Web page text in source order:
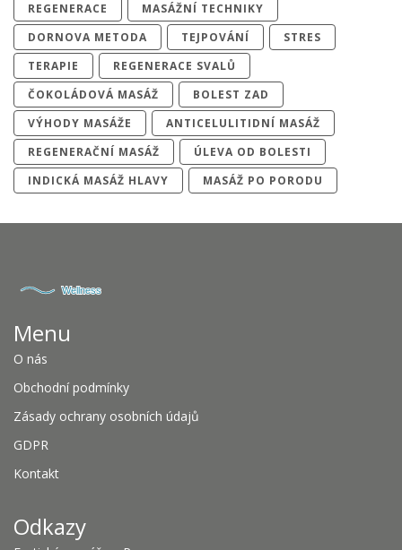
REGENERACE
MASÁŽNÍ TECHNIKY
DORNOVA METODA
TEJPOVÁNÍ
STRES
TERAPIE
REGENERACE SVALŮ
ČOKOLÁDOVÁ MASÁŽ
BOLEST ZAD
VÝHODY MASÁŽE
ANTICELULITIDNÍ MASÁŽ
REGENERAČNÍ MASÁŽ
ÚLEVA OD BOLESTI
INDICKÁ MASÁŽ HLAVY
MASÁŽ PO PORODU
Menu
O nás
Obchodní podmínky
Zásady ochrany osobních údajů
GDPR
Kontakt
Odkazy